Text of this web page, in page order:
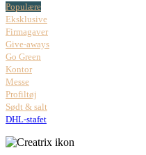
Populære
Eksklusive
Firmagaver
Give-aways
Go Green
Kontor
Messe
Profiltøj
Sødt & salt
DHL-stafet